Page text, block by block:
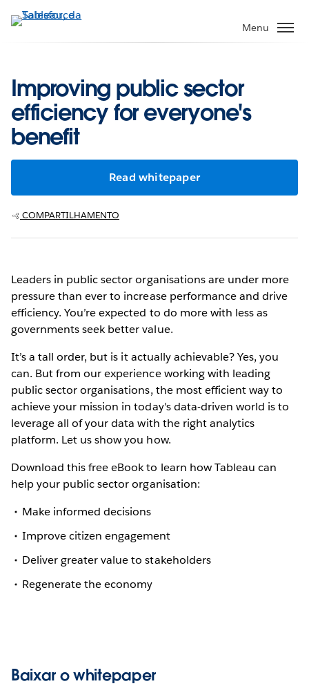
Pular
para
Menu
Improving public sector
efficiency for everyone's
benefit
Read whitepaper
COMPARTILHAMENTO
Leaders in public sector organisations are under more
pressure than ever to increase performance and drive
efficiency. You’re expected to do more with less as
governments seek better value.
It’s a tall order, but is it actually achievable? Yes, you
can. But from our experience working with leading
public sector organisations, the most efficient way to
achieve your mission in today's data-driven world is to
leverage all of your data with the right analytics
platform. Let us show you how.
Download this free eBook to learn how Tableau can
help your public sector organisation:
Make informed decisions
Improve citizen engagement
Deliver greater value to stakeholders
Regenerate the economy
Baixar o whitepaper